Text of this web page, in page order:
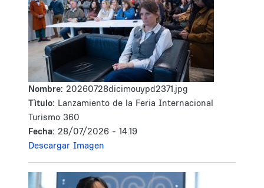
Nombre: 20260728dicimouypd2371.jpg
Tìtulo: Lanzamiento de la Feria Internacional
Turismo 360
Fecha: 28/07/2026 - 14:19
Descargar Imagen